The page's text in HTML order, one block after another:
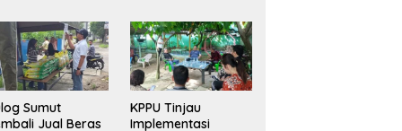
Sumut
Jual Beras
KPPU Tinjau
Implementasi